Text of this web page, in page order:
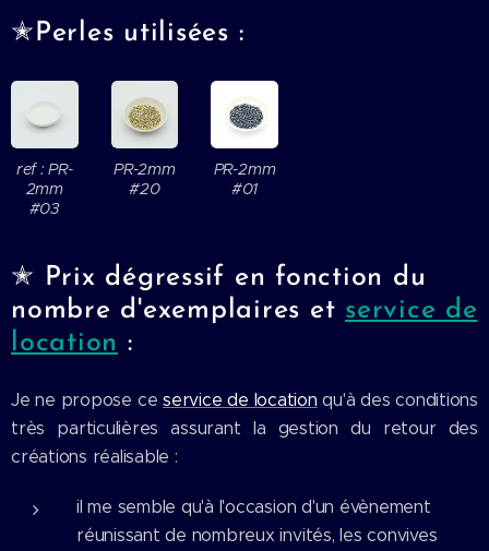
✭Perles utilisées :
ref : PR-
2mm
#03
PR-2mm
#20
PR-2mm
#01
✭ Prix dégressif en fonction du
nombre d'exemplaires et service de
location :
Je ne propose ceservice de location qu'à des conditions
très particulières assurant la gestion du retour des
créations réalisable :
il me semble qu'à l'occasion d'un évènement
réunissant de nombreux invités, les convives